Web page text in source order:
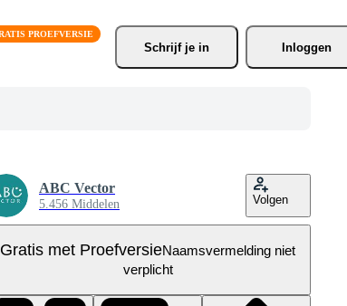
Schrijf je in Inloggen
ABC Vector
5.456 Middelen Volgen
Gratis met ProefversieNaamsvermelding niet
verplicht